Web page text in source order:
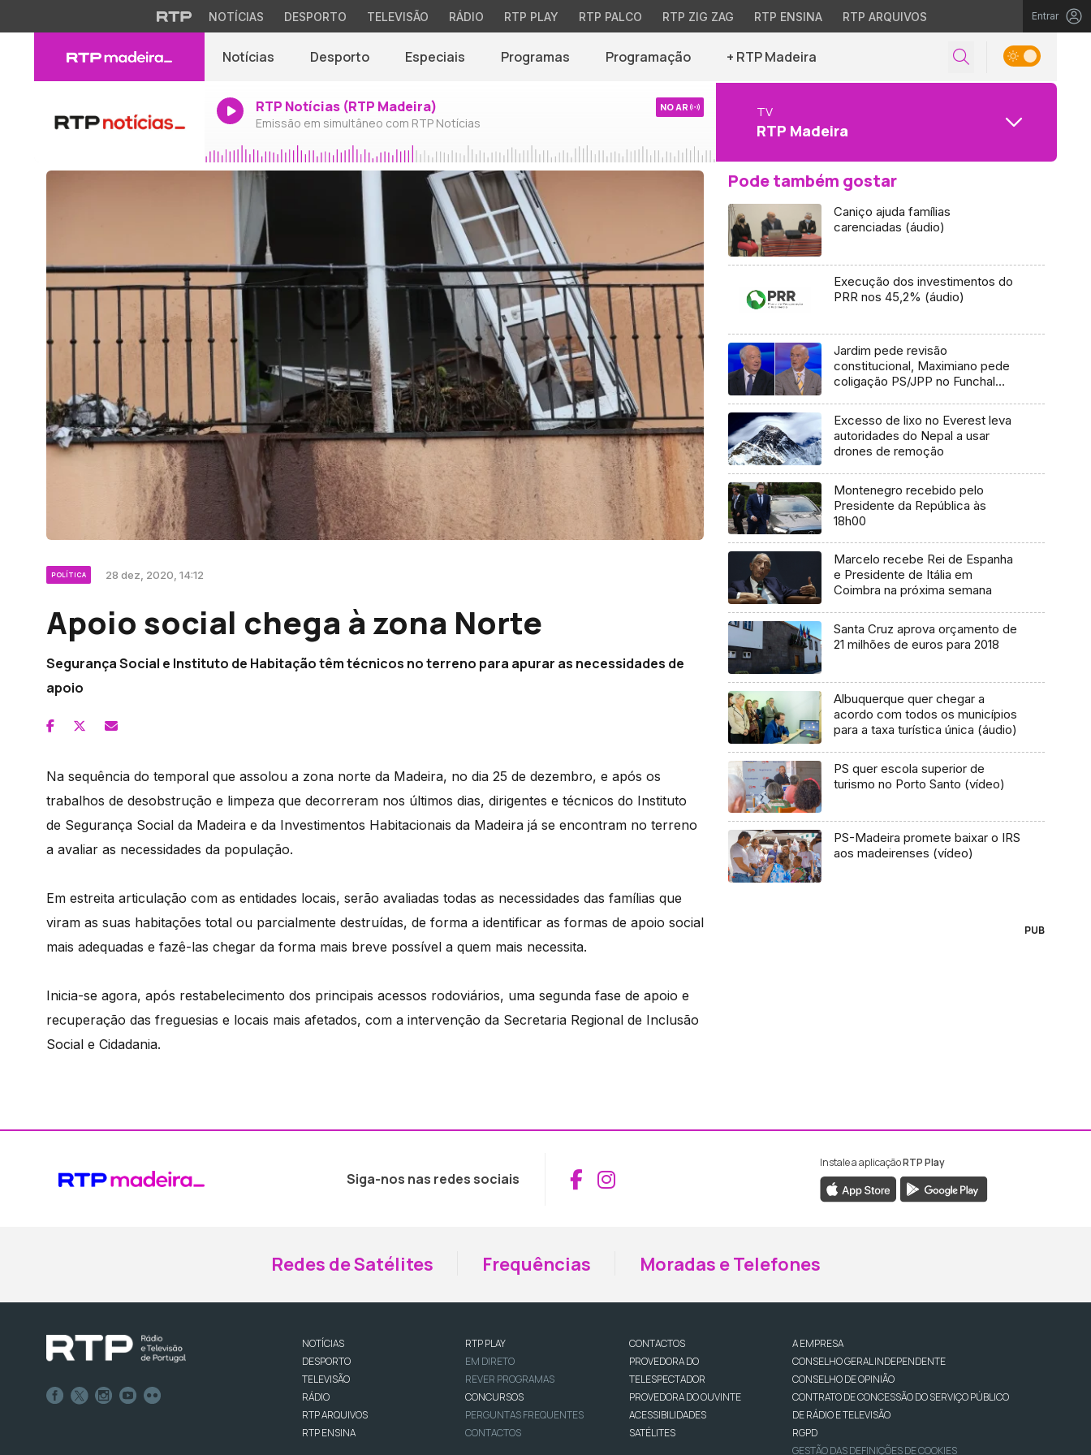
NOTÍCIAS DESPORTO TELEVISÃO RÁDIO RTP PLAY RTP PALCO RTP ZIG ZAG RTP ENSINA RTP ARQUIVOS Entrar
Notícias Desporto Especiais Programas Programação + RTP Madeira
RTP Notícias (RTP Madeira)
Emissão em simultâneo com RTP Notícias
NO AR TV
RTP Madeira
POLÍTICA 28 dez, 2020, 14:12
Apoio social chega à zona Norte
Segurança Social e Instituto de Habitação têm técnicos no terreno para apurar as necessidades de
apoio
Na sequência do temporal que assolou a zona norte da Madeira, no dia 25 de dezembro, e após os
trabalhos de desobstrução e limpeza que decorreram nos últimos dias, dirigentes e técnicos do Instituto
de Segurança Social da Madeira e da Investimentos Habitacionais da Madeira já se encontram no terreno
a avaliar as necessidades da população.
Em estreita articulação com as entidades locais, serão avaliadas todas as necessidades das famílias que
viram as suas habitações total ou parcialmente destruídas, de forma a identificar as formas de apoio social
mais adequadas e fazê-las chegar da forma mais breve possível a quem mais necessita.
Inicia-se agora, após restabelecimento dos principais acessos rodoviários, uma segunda fase de apoio e
recuperação das freguesias e locais mais afetados, com a intervenção da Secretaria Regional de Inclusão
Social e Cidadania.
Pode também gostar
Caniço ajuda famílias
carenciadas (áudio)
Execução dos investimentos do
PRR nos 45,2% (áudio)
Jardim pede revisão
constitucional, Maximiano pede
coligação PS/JPP no Funchal
Excesso de lixo no Everest leva
autoridades do Nepal a usar
drones de remoção
Montenegro recebido pelo
Presidente da República às
18h00
Marcelo recebe Rei de Espanha
e Presidente de Itália em
Coimbra na próxima semana
Santa Cruz aprova orçamento de
21 milhões de euros para 2018
Albuquerque quer chegar a
acordo com todos os municípios
para a taxa turística única (áudio)
PS quer escola superior de
turismo no Porto Santo (vídeo)
PS-Madeira promete baixar o IRS
aos madeirenses (vídeo)
PUB
Siga-nos nas redes sociais Aceder ao Facebook da RTP Madeira
Aceder ao Instagram da RTP Madeira
Instale a aplicaçãoRTP Play
Redes de Satélites Frequências Moradas e Telefones
NOTÍCIAS
DESPORTO
TELEVISÃO
RÁDIO
RTP ARQUIVOS
RTP ENSINA
RTP PLAY
EM DIRETO
REVER PROGRAMAS
CONCURSOS
PERGUNTAS FREQUENTES
CONTACTOS
CONTACTOS
PROVEDORA DO
TELESPECTADOR
PROVEDORA DO OUVINTE
ACESSIBILIDADES
SATÉLITES
A EMPRESA
CONSELHO GERAL INDEPENDENTE
CONSELHO DE OPINIÃO
CONTRATO DE CONCESSÃO DO SERVIÇO PÚBLICO
DE RÁDIO E TELEVISÃO
RGPD
GESTÃO DAS DEFINIÇÕES DE COOKIES